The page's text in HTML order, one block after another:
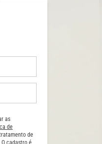
as
de
de
cadastro é